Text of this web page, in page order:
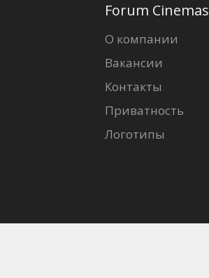
Forum Cinemas
О компании
Вакансии
Контакты
Приватность
Логотипы